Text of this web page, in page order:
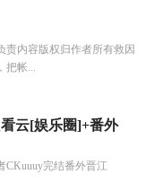
责内容版权归作者所有救因
把帐...
云[娱乐圈]+番外
CKuuuy完结番外晋江